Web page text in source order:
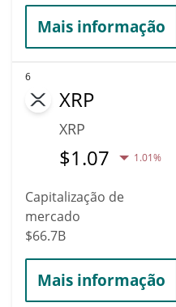
Mais informação
6
XRP
XRP
$1.07 1.01%
Capitalização de
mercado
$66.7B
Mais informação